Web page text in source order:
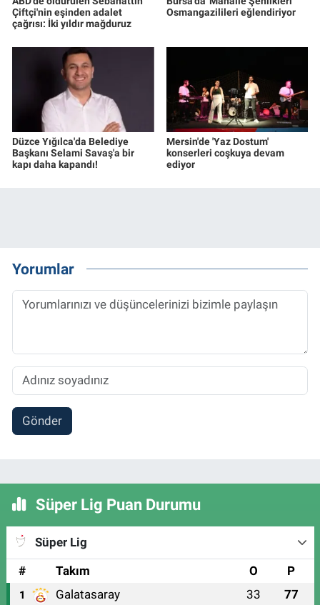
Çiftçi'nin eşinden adalet
çağrısı: İki yıldır mağduruz
Osmangazilileri eğlendiriyor
Düzce Yığılca'da Belediye
Başkanı Selami Savaş'a bir
kapı daha kapandı!
Mersin'de 'Yaz Dostum'
konserleri coşkuya devam
ediyor
Yorumlar
Gönder
Süper Lig Puan Durumu
Süper Lig
#
Takım O P
1 Galatasaray 33 77